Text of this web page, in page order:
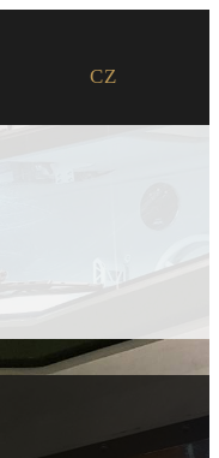
CZ